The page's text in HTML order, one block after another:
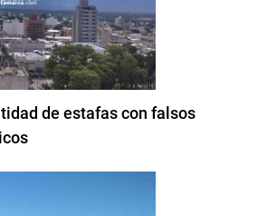
de estafas con falsos